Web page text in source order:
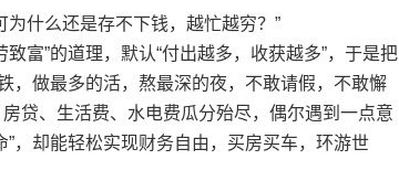
什么还是存不下钱，越忙越穷？”
富”的道理，默认“付出越多，收获越多”，于是把
做最多的活，熬最深的夜，不敢请假，不敢懈
贷、生活费、水电费瓜分殆尽，偶尔遇到一点意
，却能轻松实现财务自由，买房买车，环游世